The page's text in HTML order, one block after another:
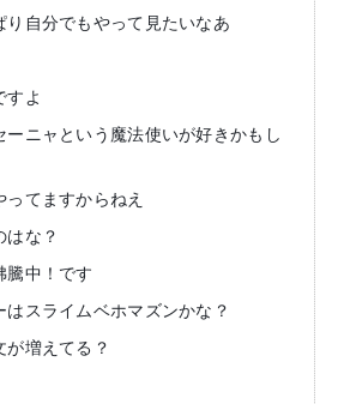
り自分でもやって見たいなあ
すよ
ーニャという魔法使いが好きかもし
てますからねえ
はな？
騰中！です
はスライムベホマズンかな？
が増えてる？